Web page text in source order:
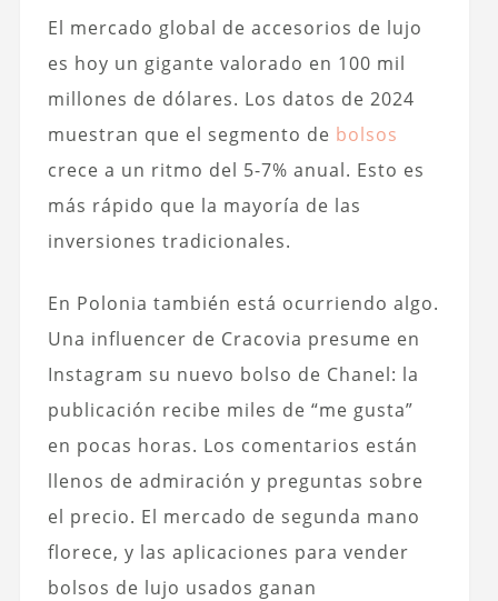
El mercado global de accesorios de lujo
es hoy un gigante valorado en 100 mil
millones de dólares. Los datos de 2024
muestran que el segmento de bolsos
crece a un ritmo del 5-7% anual. Esto es
más rápido que la mayoría de las
inversiones tradicionales.
En Polonia también está ocurriendo algo.
Una influencer de Cracovia presume en
Instagram su nuevo bolso de Chanel: la
publicación recibe miles de “me gusta”
en pocas horas. Los comentarios están
llenos de admiración y preguntas sobre
el precio. El mercado de segunda mano
florece, y las aplicaciones para vender
bolsos de lujo usados ganan